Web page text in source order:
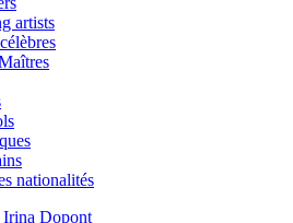
artists
nationalités